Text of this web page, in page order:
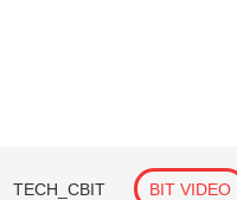
TECH_СВІТ BIT VIDEO